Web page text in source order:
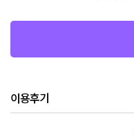
이용후기